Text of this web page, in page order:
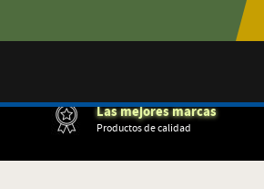
Las mejores marcas
Productos de calidad